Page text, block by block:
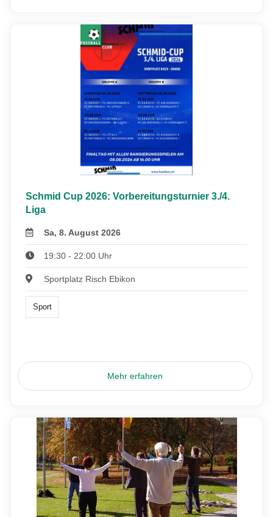
Schmid Cup 2026: Vorbereitungsturnier 3./4.
Liga
Sa, 8. August 2026
19:30 - 22:00 Uhr
Sportplatz Risch Ebikon
Sport
Mehr erfahren